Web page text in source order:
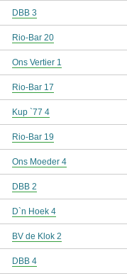
DBB 3
Rio-Bar 20
Ons Vertier 1
Rio-Bar 17
Kup `77 4
Rio-Bar 19
Ons Moeder 4
DBB 2
D`n Hoek 4
BV de Klok 2
DBB 4